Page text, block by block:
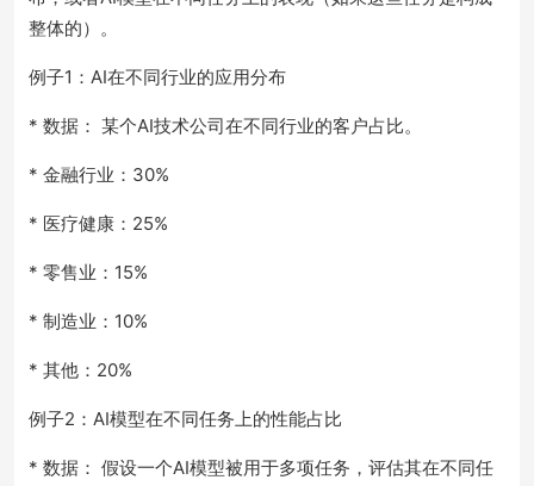
整体的）。
例子1：AI在不同行业的应用分布
* 数据： 某个AI技术公司在不同行业的客户占比。
* 金融行业：30%
* 医疗健康：25%
* 零售业：15%
* 制造业：10%
* 其他：20%
例子2：AI模型在不同任务上的性能占比
* 数据： 假设一个AI模型被用于多项任务，评估其在不同任